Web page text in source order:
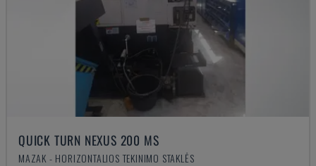
QUICK TURN NEXUS 200 MS
MAZAK - HORIZONTALIOS TEKINIMO STAKLĖS